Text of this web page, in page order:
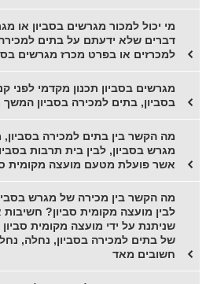
מי יכול למכור מגרשים בסביון או
דברים שלא ידעתם על בתים
למכרזים או בפרט מכרז מגרשים
מגרשים בסביון תכנון מקדמי לפני
בסביון, בתים למכירה בסביון המשך
מה הקשר בין בתים למכירה בסביון,
מגרש בסביון, לבין בית תרבות
אשר פועלת מטעם מועצה מקומית
מה הקשר בין מכירה של מגרש
לבין מועצה מקומית סביון? חשיבות
שניתנת על ידי מועצה מקומית סביון
של בתים למכירה בסביון, נחלה,
חשובים מאד